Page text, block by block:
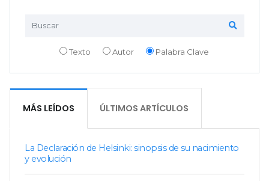
Texto Autor Palabra Clave
MÁS LEÍDOS ÚLTIMOS ARTÍCULOS
La Declaración de Helsinki: sinopsis de su nacimiento
y evolución